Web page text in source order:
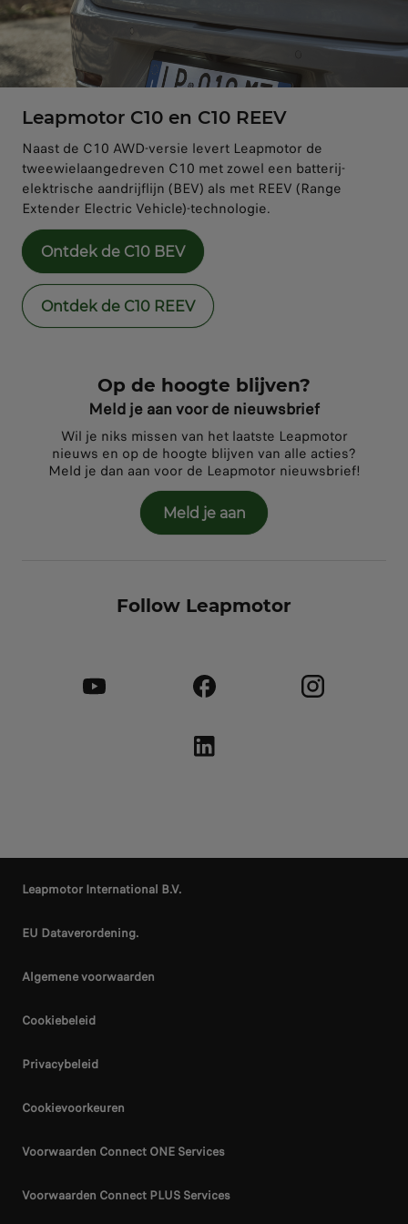
Leapmotor C10 en C10 REEV
Naast de C10 AWD-versie levert Leapmotor de
tweewielaangedreven C10 met zowel een batterij-
elektrische aandrijflijn (BEV) als met REEV (Range
Extender Electric Vehicle)-technologie.
Ontdek de C10 BEV
Ontdek de C10 REEV
Op de hoogte blijven?
Meld je aan voor de nieuwsbrief
Wil je niks missen van het laatste Leapmotor
nieuws en op de hoogte blijven van alle acties?
Meld je dan aan voor de Leapmotor nieuwsbrief!
Meld je aan
Follow Leapmotor
Leapmotor International B.V.
EU Dataverordening.
Algemene voorwaarden
Cookiebeleid
Privacybeleid
Cookievoorkeuren
Voorwaarden Connect ONE Services
Voorwaarden Connect PLUS Services